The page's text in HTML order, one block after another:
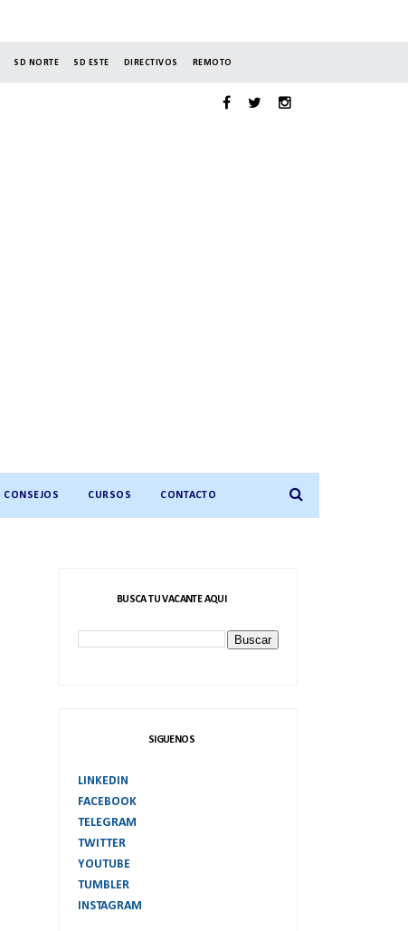
SD NORTE SD ESTE DIRECTIVOS REMOTO
CONSEJOS CURSOS CONTACTO
BUSCA TU VACANTE AQUI
SIGUENOS
LINKEDIN
FACEBOOK
TELEGRAM
TWITTER
YOUTUBE
TUMBLER
INSTAGRAM